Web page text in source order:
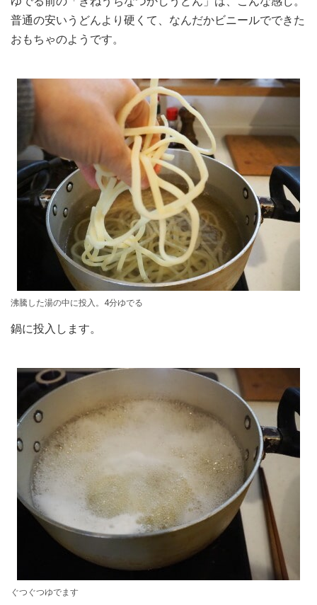
普通の安いうどんより硬くて、なんだかビニールでできた
おもちゃのようです。
沸騰した湯の中に投入。4分ゆでる
鍋に投入します。
ぐつぐつゆでます